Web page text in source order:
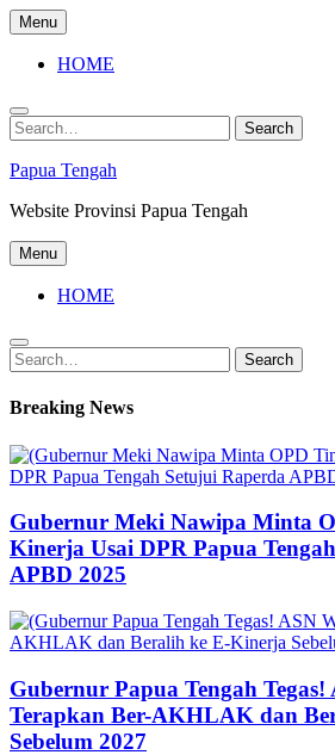
Skip
to
content
Menu
HOME
Search
for:
Search
Papua Tengah
Website Provinsi Papua Tengah
Menu
HOME
Search
for:
Search
Breaking News
Gubernur Meki Nawipa Minta
Kinerja Usai DPR Papua
APBD 2025
Gubernur Papua Tengah Tegas!
Terapkan Ber-AKHLAK dan
Sebelum 2027